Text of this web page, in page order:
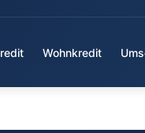
Wohnkredit